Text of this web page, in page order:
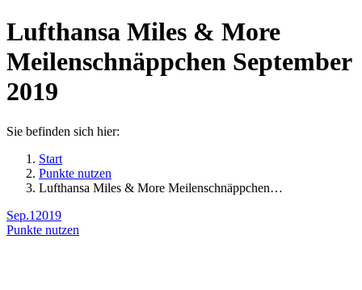
Lufthansa Miles & More
Meilenschnäppchen September
2019
Sie befinden sich hier:
Start
Punkte nutzen
Lufthansa Miles & More Meilenschnäppchen…
Sep.1 2019
Punkte nutzen